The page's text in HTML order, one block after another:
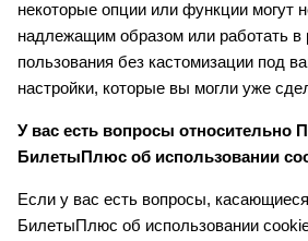
некоторые опции или функции могут
надлежащим образом или работать
пользования без кастомизации под
настройки, которые вы могли уже
У вас есть вопросы относительно
БилетыПлюс об использовании
Если у вас есть вопросы,
БилетыПлюс об использовании